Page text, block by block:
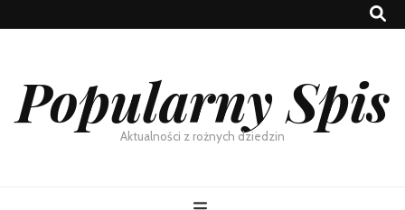
Popularny Spis
Aktualności z rożnych dziedzin